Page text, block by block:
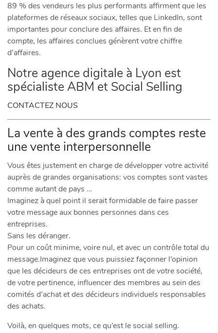
89 % des vendeurs les plus performants affirment que les
plateformes de réseaux sociaux, telles que LinkedIn, sont
importantes pour conclure des affaires. Et en fin de
compte, les affaires conclues génèrent votre chiffre
d’affaires.
Notre agence digitale à Lyon est
spécialiste ABM et Social Selling
CONTACTEZ NOUS
La vente à des grands comptes reste
une vente interpersonnelle
Vous êtes justement en charge de développer votre activité
auprès de grandes organisations: vos comptes sont vastes
comme autant de pays …
Imaginez à quel point il serait formidable de faire passer
votre message aux bonnes personnes dans ces
entreprises.
Sans les déranger.
Pour un coût minime, voire nul, et avec un contrôle total du
message.Imaginez que vous puissiez façonner l’opinion
que les décideurs de ces entreprises ont de votre société,
de votre pertinence, influencer des membres au sein des
comités d’achat et des décideurs individuels responsables
des achats.
Voilà, en quelques mots, ce qu’est le social selling.